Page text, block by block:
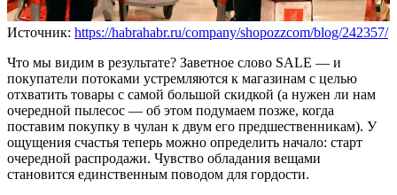
Источник: https://habrahabr.ru/company/shopozzcom/blog/242357/
Что мы видим в результате? Заветное слово SALE — и
покупатели потоками устремляются к магазинам с целью
отхватить товары с самой большой скидкой (а нужен ли нам
очередной пылесос — об этом подумаем позже, когда
поставим покупку в чулан к двум его предшественникам). У
ощущения счастья теперь можно определить начало: старт
очередной распродажи. Чувство обладания вещами
становится единственным поводом для гордости.